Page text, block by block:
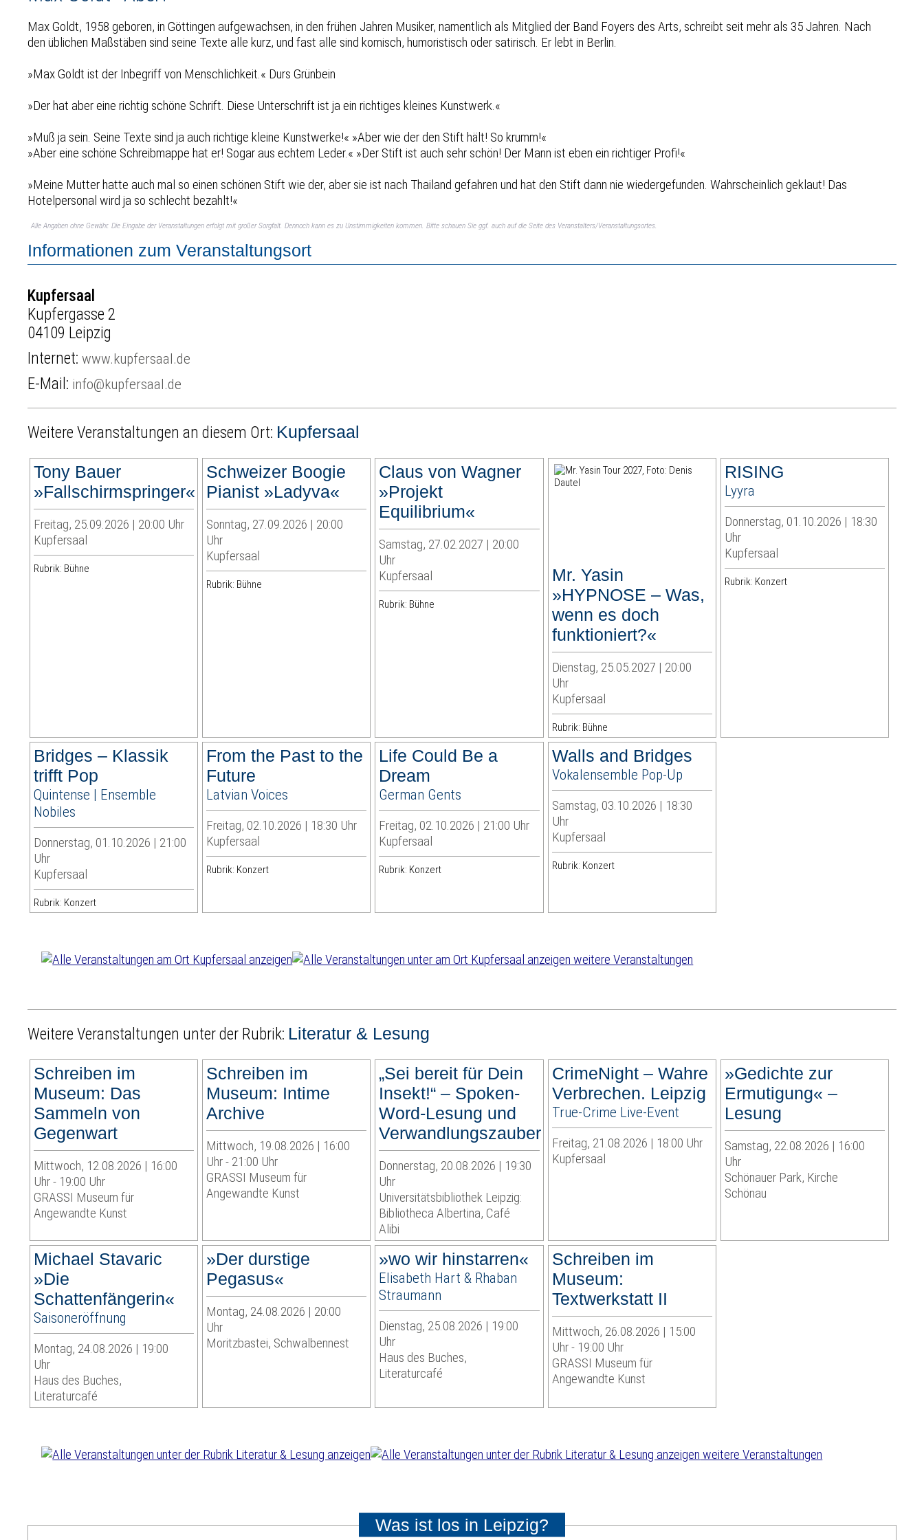
Max Goldt, 1958 geboren, in Göttingen aufgewachsen, in den frühen Jahren Musiker, namentlich als Mitglied der Band Foyers des Arts, schreibt seit mehr als 35 Jahren. Nach
den üblichen Maßstäben sind seine Texte alle kurz, und fast alle sind komisch, humoristisch oder satirisch. Er lebt in Berlin.
»Max Goldt ist der Inbegriff von Menschlichkeit.« Durs Grünbein
»Der hat aber eine richtig schöne Schrift. Diese Unterschrift ist ja ein richtiges kleines Kunstwerk.«
»Muß ja sein. Seine Texte sind ja auch richtige kleine Kunstwerke!« »Aber wie der den Stift hält! So krumm!«
»Aber eine schöne Schreibmappe hat er! Sogar aus echtem Leder.« »Der Stift ist auch sehr schön! Der Mann ist eben ein richtiger Profi!«
»Meine Mutter hatte auch mal so einen schönen Stift wie der, aber sie ist nach Thailand gefahren und hat den Stift dann nie wiedergefunden. Wahrscheinlich geklaut! Das
Hotelpersonal wird ja so schlecht bezahlt!«
Alle Angaben ohne Gewähr. Die Eingabe der Veranstaltungen erfolgt mit großer Sorgfalt. Dennoch kann es zu Unstimmigkeiten kommen. Bitte schauen Sie ggf. auch auf die Seite des Veranstalters/Veranstaltungsortes.
Informationen zum Veranstaltungsort
Kupfersaal
Kupfergasse 2
04109 Leipzig
Internet:www.kupfersaal.de
E-Mail: info@kupfersaal.de
Weitere Veranstaltungen an diesem Ort: Kupfersaal
Tony Bauer
»Fallschirmspringer«
Freitag, 25.09.2026 | 20:00 Uhr
Kupfersaal
Rubrik: Bühne
Schweizer Boogie
Pianist »Ladyva«
Sonntag, 27.09.2026 | 20:00
Uhr
Kupfersaal
Rubrik: Bühne
Claus von Wagner
»Projekt
Equilibrium«
Samstag, 27.02.2027 | 20:00
Uhr
Kupfersaal
Rubrik: Bühne
Mr. Yasin
»HYPNOSE – Was,
wenn es doch
funktioniert?«
Dienstag, 25.05.2027 | 20:00
Uhr
Kupfersaal
Rubrik: Bühne
RISING
Lyyra
Donnerstag, 01.10.2026 | 18:30
Uhr
Kupfersaal
Rubrik: Konzert
Bridges – Klassik
trifft Pop
Quintense | Ensemble
Nobiles
Donnerstag, 01.10.2026 | 21:00
Uhr
Kupfersaal
Rubrik: Konzert
From the Past to the
Future
Latvian Voices
Freitag, 02.10.2026 | 18:30 Uhr
Kupfersaal
Rubrik: Konzert
Life Could Be a
Dream
German Gents
Freitag, 02.10.2026 | 21:00 Uhr
Kupfersaal
Rubrik: Konzert
Walls and Bridges
Vokalensemble Pop-Up
Samstag, 03.10.2026 | 18:30
Uhr
Kupfersaal
Rubrik: Konzert
weitere Veranstaltungen
Weitere Veranstaltungen unter der Rubrik: Literatur & Lesung
Schreiben im
Museum: Das
Sammeln von
Gegenwart
Mittwoch, 12.08.2026 | 16:00
Uhr - 19:00 Uhr
GRASSI Museum für
Angewandte Kunst
Schreiben im
Museum: Intime
Archive
Mittwoch, 19.08.2026 | 16:00
Uhr - 21:00 Uhr
GRASSI Museum für
Angewandte Kunst
„Sei bereit für Dein
Insekt!“ – Spoken-
Word-Lesung und
Verwandlungszauber
Donnerstag, 20.08.2026 | 19:30
Uhr
Universitätsbibliothek Leipzig:
Bibliotheca Albertina, Café
Alibi
CrimeNight – Wahre
Verbrechen. Leipzig
True-Crime Live-Event
Freitag, 21.08.2026 | 18:00 Uhr
Kupfersaal
»Gedichte zur
Ermutigung« –
Lesung
Samstag, 22.08.2026 | 16:00
Uhr
Schönauer Park, Kirche
Schönau
Michael Stavaric
»Die
Schattenfängerin«
Saisoneröffnung
Montag, 24.08.2026 | 19:00
Uhr
Haus des Buches,
Literaturcafé
»Der durstige
Pegasus«
Montag, 24.08.2026 | 20:00
Uhr
Moritzbastei, Schwalbennest
»wo wir hinstarren«
Elisabeth Hart & Rhaban
Straumann
Dienstag, 25.08.2026 | 19:00
Uhr
Haus des Buches,
Literaturcafé
Schreiben im
Museum:
Textwerkstatt II
Mittwoch, 26.08.2026 | 15:00
Uhr - 19:00 Uhr
GRASSI Museum für
Angewandte Kunst
weitere Veranstaltungen
Was ist los in Leipzig?